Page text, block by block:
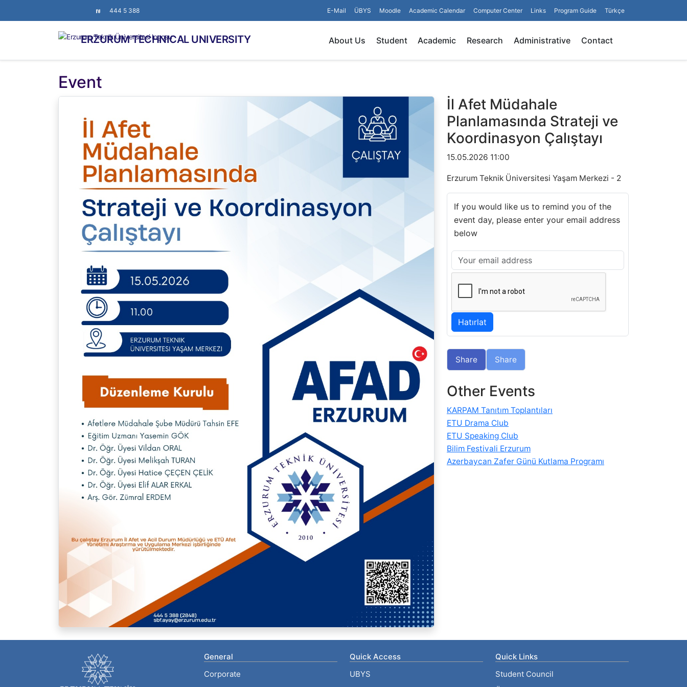
444 5 388 E-Mail ÜBYS Moodle Academic Calendar Computer Center Links Program Guide Türkçe
ERZURUM TECHNICAL UNIVERSITY About Us Student Academic Research Administrative Contact
Event
İl Afet Müdahale
Planlamasında Strateji ve
Koordinasyon Çalıştayı
15.05.2026 11:00
Erzurum Teknik Üniversitesi Yaşam Merkezi - 2
If you would like us to remind you of the
event day, please enter your email address
below
Share Share
Other Events
KARPAM Tanıtım Toplantıları
ETU Drama Club
ETU Speaking Club
Bilim Festivali Erzurum
Azerbaycan Zafer Günü Kutlama Programı
General
Corporate
Quick Access
UBYS
Quick Links
Student Council